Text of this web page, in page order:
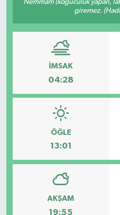
Nemmâm (koğuculuk yapan,
giremez.
İMSAK
04:28
ÖĞLE
13:01
AKŞAM
19:55